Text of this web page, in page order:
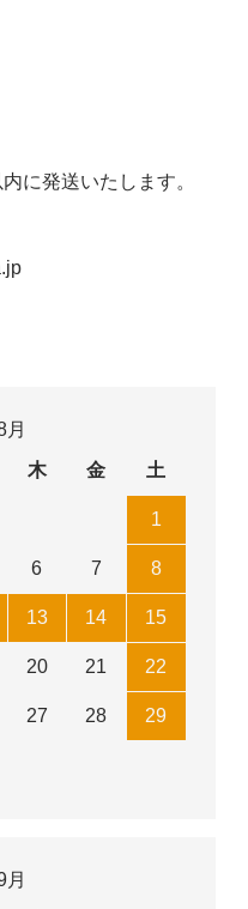
に発送いたします。
月
木 金 土
1
6 7 8
13 14 15
20 21 22
27 28 29
月